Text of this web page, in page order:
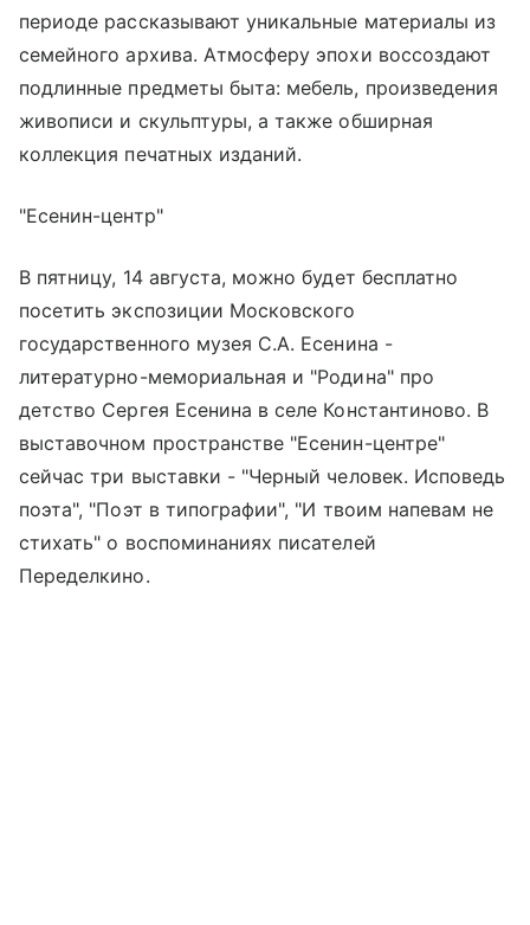
периоде рассказывают уникальные материалы из
семейного архива. Атмосферу эпохи воссоздают
подлинные предметы быта: мебель, произведения
живописи и скульптуры, а также обширная
коллекция печатных изданий.
"Есенин-центр"
В пятницу, 14 августа, можно будет бесплатно
посетить экспозиции Московского
государственного музея С.А. Есенина -
литературно-мемориальная и "Родина" про
детство Сергея Есенина в селе Константиново. В
выставочном пространстве "Есенин-центре"
сейчас три выставки - "Черный человек. Исповедь
поэта", "Поэт в типографии", "И твоим напевам не
стихать" о воспоминаниях писателей
Переделкино.